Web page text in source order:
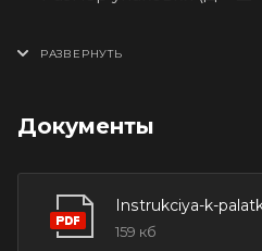
Документы
Instrukciya-k-
159 кб